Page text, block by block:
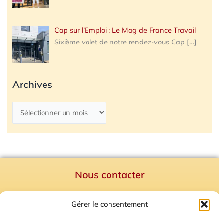
Gérer le consentement
Cap sur l’Emploi : Le Mag de France Travail
Sixième volet de notre rendez-vous Cap […]
Archives
Nous contacter